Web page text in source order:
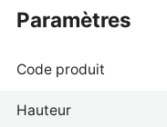
paramètres
Code produit
Hauteur